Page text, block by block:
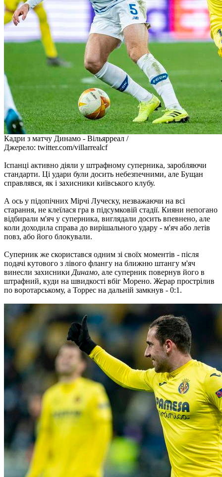
Кадри з матчу Динамо - Вільярреал /
Джерело: twitter.com/villarrealcf
Іспанці активно діяли у штрафному суперника, заробляючи
стандарти. Ці удари були досить небезпечними, але Бущан
справлявся, як і захисники київського клубу.
А ось у підопічних Мірчі Луческу, незважаючи на всі
старання, не клеїлася гра в підсумковій стадії. Кияни непогано
відбирали м'яч у суперника, виглядали досить впевнено, але
коли доходила справа до вирішального удару - м'яч або летів
повз, або його блокували.
Суперник же скористався одним зі своїх моментів - після
подачі кутового з лівого флангу на ближню штангу м'яч
винесли захисники Динамо, але суперник повернув його в
штрафний, куди на швидкості вбіг Морено. Жерар прострілив
по воротарському, а Торрес на дальній замкнув - 0:1.